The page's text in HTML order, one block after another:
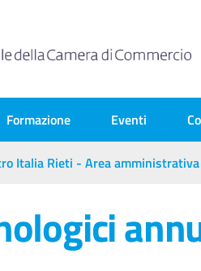
Formazione Eventi
Italia Rieti - Area amministrativa